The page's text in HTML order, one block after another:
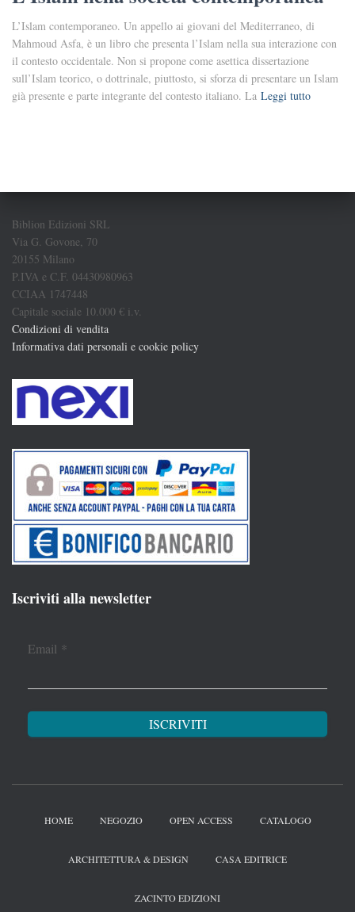
L’Islam contemporaneo. Un appello ai giovani del Mediterraneo, di
Mahmoud Asfa, è un libro che presenta l’Islam nella sua interazione con
il contesto occidentale. Non si propone come asettica dissertazione
sull’Islam teorico, o dottrinale, piuttosto, si sforza di presentare un Islam
già presente e parte integrante del contesto italiano. La Leggi tutto
Biblion Edizioni SRL
Via G. Govone, 70
20155 Milano
P.IVA e C.F. 04430980963
CCIAA 1747448
Capitale sociale 10.000 € i.v.
Condizioni di vendita
Informativa dati personali e cookie policy
Iscriviti alla newsletter
Email *
HOME NEGOZIO OPEN ACCESS CATALOGO
ARCHITETTURA & DESIGN CASA EDITRICE
ZACINTO EDIZIONI